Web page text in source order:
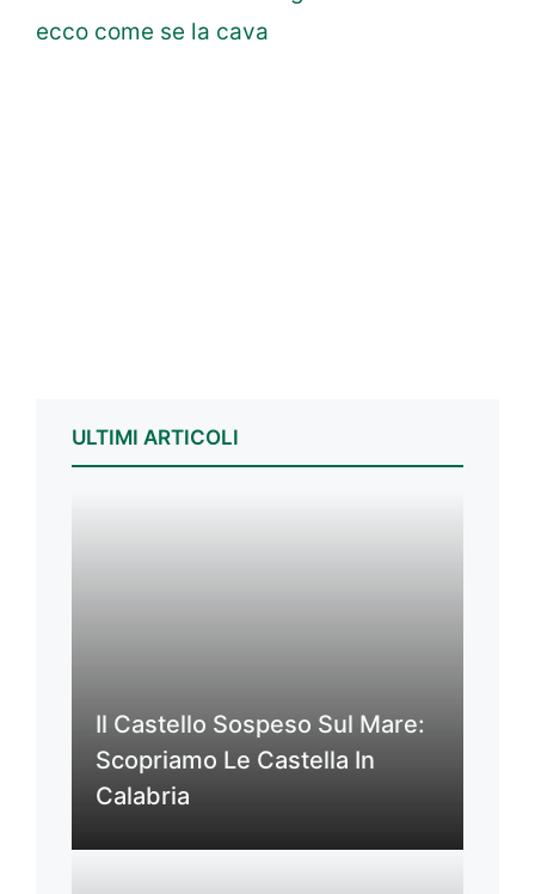
ecco come se la cava
ULTIMI ARTICOLI
Il Castello Sospeso Sul Mare:
Scopriamo Le Castella In
Calabria